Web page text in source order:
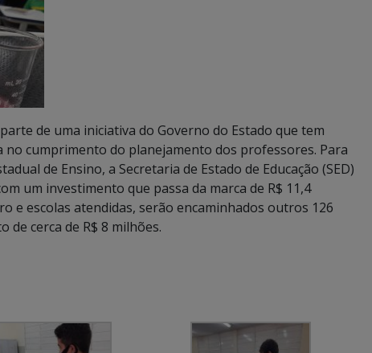
de uma iniciativa do Governo do Estado que tem
cumprimento do planejamento dos professores. Para
de Ensino, a Secretaria de Estado de Educação (SED)
um investimento que passa da marca de R$ 11,4
e escolas atendidas, serão encaminhados outros 126
cerca de R$ 8 milhões.